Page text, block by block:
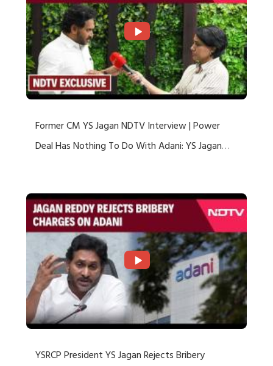
Former CM YS Jagan NDTV Interview | Power
Deal Has Nothing To Do With Adani: YS Jagan
YSRCP President YS Jagan Rejects Bribery